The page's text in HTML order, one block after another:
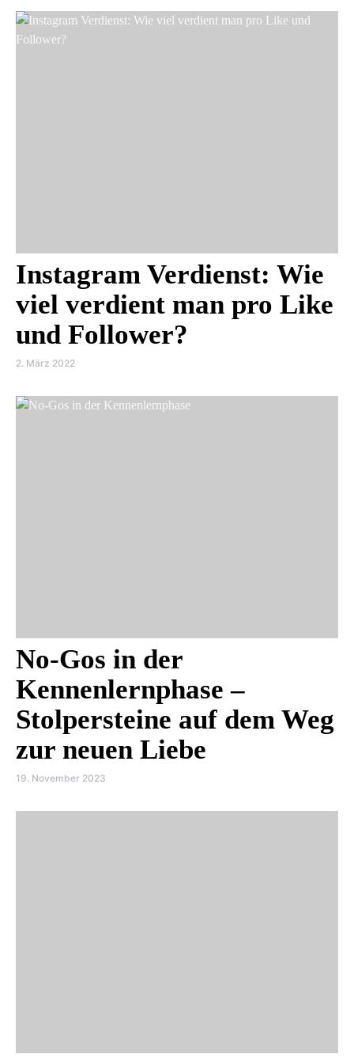
Instagram Verdienst: Wie
viel verdient man pro Like
und Follower?
2. März 2022
No-Gos in der
Kennenlernphase –
Stolpersteine auf dem Weg
zur neuen Liebe
19. November 2023